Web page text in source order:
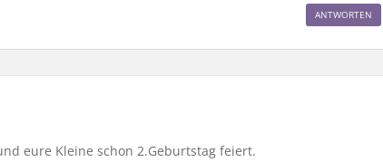
ANTWORTEN
eure Kleine schon 2.Geburtstag feiert.